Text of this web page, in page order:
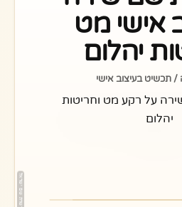
אישי מט
יהלום
/ תכשיט בעיצוב אישי